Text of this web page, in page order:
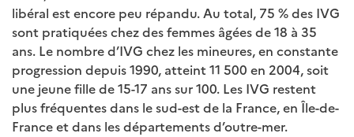
libéral est encore peu répandu. Au total, 75 % des IVG
sont pratiquées chez des femmes âgées de 18 à 35
ans. Le nombre d’IVG chez les mineures, en constante
progression depuis 1990, atteint 11 500 en 2004, soit
une jeune fille de 15-17 ans sur 100. Les IVG restent
plus fréquentes dans le sud-est de la France, en Île-de-
France et dans les départements d’outre-mer.